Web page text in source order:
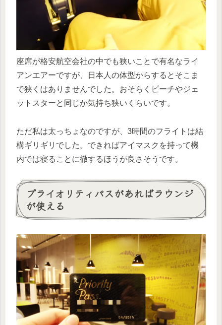
座席が格安航空会社の中でも狭いことで有名なライ
アンエアーですが、日本人の体型からするとそこま
で狭くはありませんでした。おそらくピーチやジェ
ットスターと同じか気持ち狭いくらいです。
ただ私は太っちょなのですが、3時間のフライトは結
構ギリギリでした。できればアイマスクを持って機
内では寝ることに徹するほうが良さそうです。
プライオリティパスがあればラウンジ
が使える